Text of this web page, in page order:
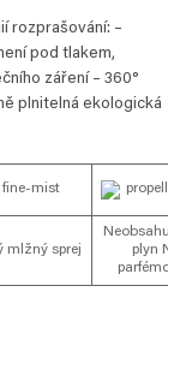
rozprašování: –
pod tlakem,
záření – 360°
plnitelná ekologická
mlžný sprej
Neobsahuje
plyn